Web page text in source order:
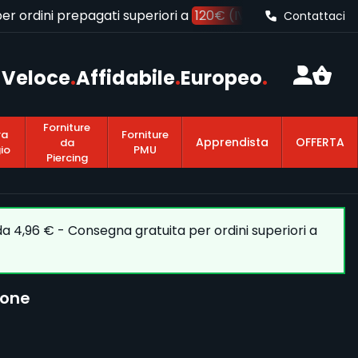
prepagati superiori a 120€ (IVA inclusa)Contattaci
Veloce.Affidabile.Europeo.
Forniture
da
Piercing
Forniture
PMU
Apprendista OFFERTA
4,96 € - Consegna gratuita per ordini superiori a